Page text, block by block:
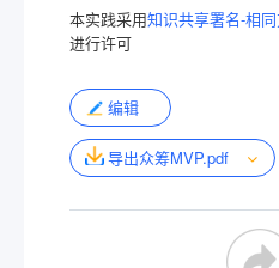
本实践采用知识共享署名-相
进行许可
编辑
导出众筹MVP.pdf